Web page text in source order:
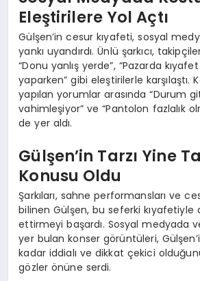
Eleştirilere Yol Açtı
Gülşen’in cesur kıyafeti, sosyal
yankı uyandırdı. Ünlü şarkıcı,
“Donu yanlış yerde”, “Pazarda
yaparken” gibi eleştirilerle karşılaştı.
yapılan yorumlar arasında “Durum
vahimleşiyor” ve “Pantolon fazlalık
de yer aldı.
Gülşen’in Tarzı Yine
Konusu Oldu
Şarkıları, sahne performansları ve
bilinen Gülşen, bu seferki kıyafetiyle
ettirmeyi başardı. Sosyal medyada
yer bulan konser görüntüleri,
kadar iddialı ve dikkat çekici
gözler önüne serdi.